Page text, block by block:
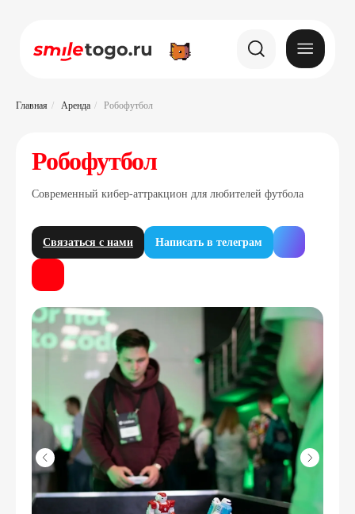
Главная / Аренда / Робофутбол
Робофутбол
Современный кибер-аттракцион для любителей футбола
Связаться с нами